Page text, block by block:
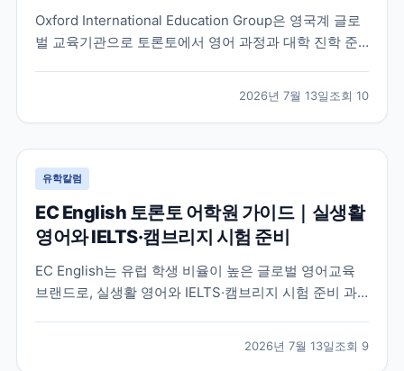
Oxford International Education Group은 영국계 글로
벌 교육기관으로 토론토에서 영어 과정과 대학 진학 준
2026년 7월 13일조회 10
유학칼럼
EC English 토론토 어학원 가이드｜실생활
영어와 IELTS·캠브리지 시험 준비
EC English는 유럽 학생 비율이 높은 글로벌 영어교육
브랜드로, 실생활 영어와 IELTS·캠브리지 시험 준비 과
2026년 7월 13일조회 9